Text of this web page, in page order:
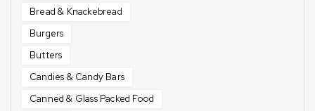
Bread & Knackebread
Burgers
Butters
Candies & Candy Bars
Canned & Glass Packed Food